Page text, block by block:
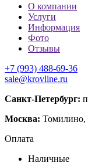
О компании
Услуги
Информация
Фото
Отзывы
+7 (993) 488-69-36
sale@krovline.ru
Санкт-Петербург:
Москва: Томилино,
Оплата
Наличные